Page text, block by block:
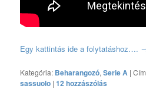
Egy kattintás ide a folytatáshoz….
Kategória: Beharangozó,Serie A |
sassuolo |12 hozzászólás